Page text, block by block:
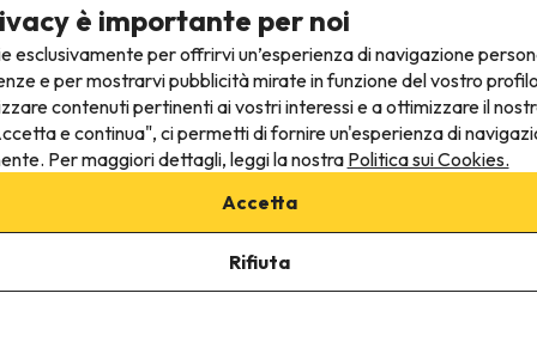
154 €
Febbraio sulla neve
2 notti + 2 Giorni skipass
164 €
Hotel + Skipass Aprile
è importante per noi
esclusivamente per offrirvi un’esperienza di navigazione
e per mostrarvi pubblicità mirate in funzione del vostro
contenuti pertinenti ai vostri interessi e a ottimizzare il
e continua", ci permetti di fornire un'esperienza di
Per maggiori dettagli, leggi la nostraPolitica sui Cookies.
Accetta
Rifiuta